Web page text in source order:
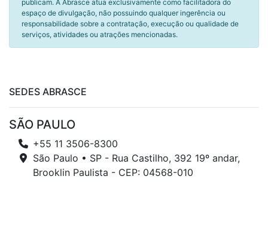
publicam. A Abrasce atua exclusivamente como facilitadora do
espaço de divulgação, não possuindo qualquer ingerência ou
responsabilidade sobre a contratação, execução ou qualidade de
serviços, atividades ou atrações mencionadas.
SEDES ABRASCE
SÃO PAULO
+55 11 3506-8300
São Paulo • SP - Rua Castilho, 392 19º andar,
Brooklin Paulista - CEP: 04568-010